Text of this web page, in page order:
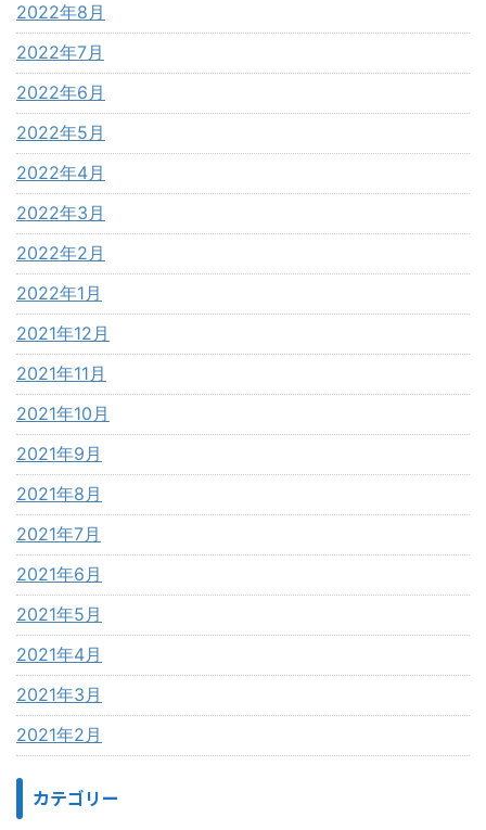
2022年8月
2022年7月
2022年6月
2022年5月
2022年4月
2022年3月
2022年2月
2022年1月
2021年12月
2021年11月
2021年10月
2021年9月
2021年8月
2021年7月
2021年6月
2021年5月
2021年4月
2021年3月
2021年2月
カテゴリー